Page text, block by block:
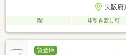
大阪府
1階 即引き渡し可
貸倉庫